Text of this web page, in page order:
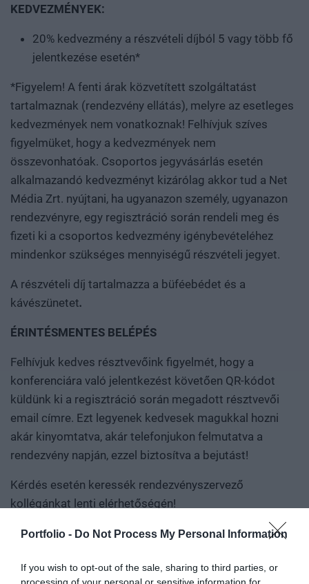
Portfolio - Do Not Process My Personal Information
If you wish to opt-out of the sale, sharing to third parties, or
processing of your personal or sensitive information for
KEDVEZMÉNYEK:
20% kedvezmény a részvételi díjból 5 vagy több fő
jelentkezése esetén*
*Figyelem! A fenti árak közvetített szolgáltatást
tartalmaznak (rendezvény ellátás), melyre az esetleges
kedvezmények nem vonatkoznak! Felhívjuk szíves
figyelmüket, hogy a kedvezmények nem
összevonhatóak. Csoportos jegyvásárlás esetén
alkalmazandó kedvezményt kizárólag akkor tud a Net
Média Zrt. nyújtani, ha ugyanazon személy, ugyanazon
rendezvényre, egy regisztráció során rendeli meg és
fizeti ki a csoportos kedvezmény igénybevételéhez
mindenkor szükséges mennyiségű részvételi jegyet.
A részvételi díj tartalmazza a büféebédet és a
kávészünetet.
ÉRINTÉSMENTES BELÉPÉS
Felhívjuk kedves résztvevőink figyelmét, hogy a
konferenciára való jelentkezést követően QR-kódot
küldünk ki a regisztráció során megadott résztvevői
email címre. Ezt legyenek kedvesek magukkal hozni
akár kinyomtatva, akár telefonjukon felmutatva a
rendezvény napján, ezzel biztosítva a bejutást!
Kérdés esetén keressék rendezvényszervező
kollégánkat lenti elérhetőségén!